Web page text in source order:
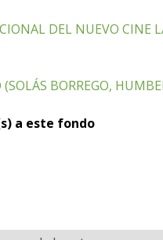
DEL NUEVO CINE
BORREGO,
a este fondo